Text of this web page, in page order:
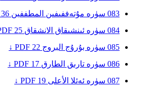
083 سۈرە مۇتەففىفىن المطففين 36
084 سۈرە ئىنشىقاق الانشقاق 25
↓
085 سۈرە بۇرۇج البروج 22
PDF ↓
086 سۈرە تارىق الطارق 17
PDF ↓
087 سۈرە ئەئلا الأعلى 19
PDF ↓